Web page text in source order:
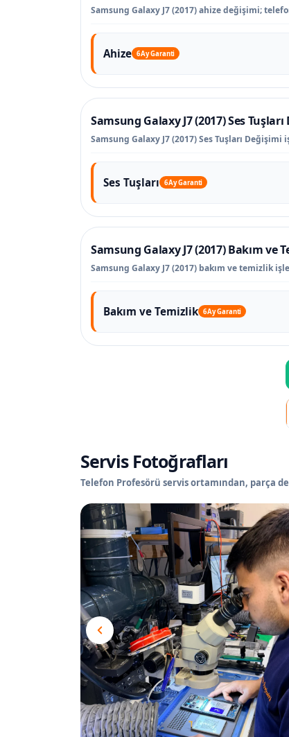
Samsung Galaxy J7 (2017) ahize değişimi;
Ahize 6 Ay Garanti
Samsung Galaxy J7 (2017) Ses
Samsung Galaxy J7 (2017) Ses Tuşları
Ses Tuşları 6 Ay Garanti
Samsung Galaxy J7 (2017) Bakım ve
Samsung Galaxy J7 (2017) bakım ve temizlik
Bakım ve Temizlik 6 Ay Garanti
Servis Fotoğrafları
Telefon Profesörü servis ortamından, parça